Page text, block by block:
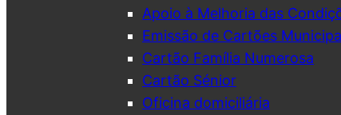
Apoio à Melhoria das
Emissão de Cartões
Cartão Família Numerosa
Cartão Sénior
Oficina domiciliária